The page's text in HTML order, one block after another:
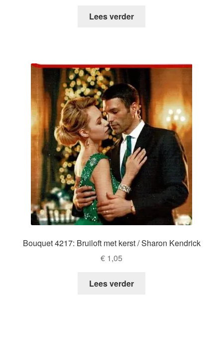
Lees verder
Bouquet 4217: Bruiloft met kerst / Sharon Kendrick
€ 1,05
Lees verder